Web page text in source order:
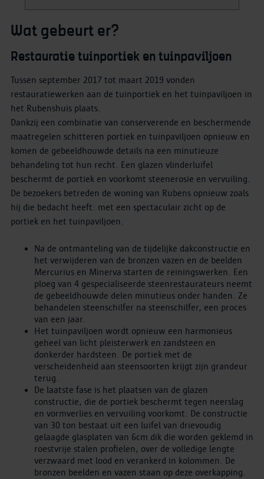
Wat gebeurt er?
Restauratie tuinportiek en tuinpaviljoen
Tussen september 2017 tot maart 2019 vonden
restauratiewerken aan de tuinportiek en het tuinpaviljoen in
het Rubenshuis plaats.
Dankzij een combinatie van conserverende en beschermende
maatregelen schitteren portiek en tuinpaviljoen opnieuw en
komen de gebeeldhouwde details na een minutieuze
behandeling tot hun recht. Een glazen vlinderluifel
beschermt de portiek en voorkomt steenerosie en vervuiling.
De bezoekers betreden de woning van Rubens opnieuw zoals
hij die bedacht heeft: met een spectaculair zicht op de
portiek en het tuinpaviljoen.
Na de ontmanteling van de tijdelijke dakconstructie en
het verwijderen van de bronzen vazen en de beelden
Mercurius en Minerva starten de reiningswerken. Een
ploeg van 4 gespecialiseerde steenrestaurateurs neemt
de gebeeldhouwde delen minutieus onder handen. Ze
behandelen steenschilfer na steenschilfer, een proces
van een jaar.
Het tuinpaviljoen wordt opnieuw een harmonieus
geheel van licht pleisterwerk en zandsteen en
donkerder hardsteen. De portiek met de
verscheidenheid aan steensoorten krijgt zijn grandeur
terug.
De laatste fase is het plaatsen van de glazen
constructie, die de portiek beschermt tegen neerslag
en vormverlies en vervuiling voorkomt. De constructie
van 30 ton bestaat uit een luifel van drievoudig
gelaagde glasplaten van 6cm dik die worden geklemd in
roestvrije stalen profielen, over de volledige lengte
verzwaard met lood en verankerd in kolommen. De
bronzen beelden en vazen staan op deze overkapping.